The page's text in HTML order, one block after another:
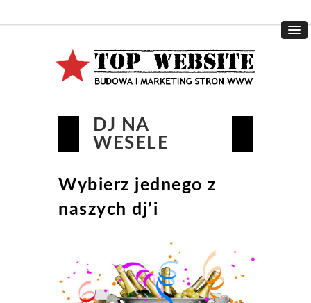
DJ NA
WESELE
Wybierz jednego z
naszych dj’i